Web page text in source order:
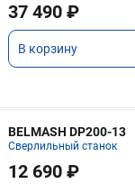
37 490 ₽
В корзину
BELMASH DP200-13
Сверлильный станок
12 690 ₽